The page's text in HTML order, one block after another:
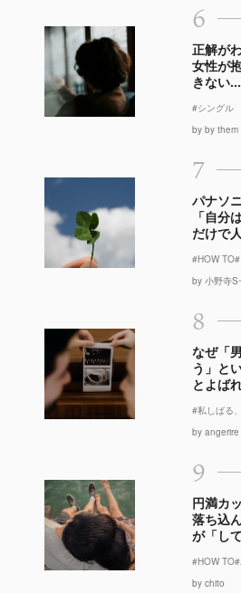
6
正解が
女性が
きない...
#シングル
by by them
7
パナソ
「自分
だけで
#HOW TO#
by 小野寺S
8
なぜ「
う」と
とよば
#私しばる
by angerire
9
円満カ
落ち込
が「し
#HOW TO#
by chito